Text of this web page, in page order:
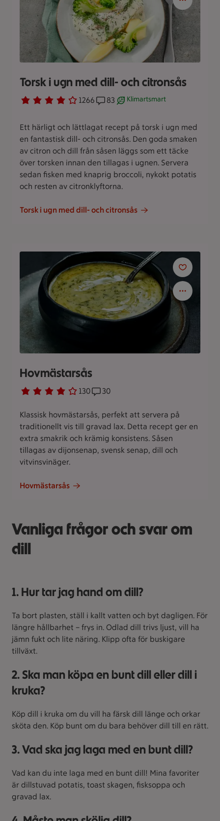
Torsk i ugn med dill- och citronsås
Betyg 3.8 av 5. 1266
1266 personer har röstatReceptet har 83 kommentarer
83 Receptet är ett klimartsmart
Klimartsmart
Ett härligt och lättlagat recept på torsk i ugn med
en fantastisk dill- och citronsås. Den goda smaken
av citron och dill från såsen läggs som ett täcke
över torsken innan den tillagas i ugnen. Servera
sedan fisken med knaprig broccoli, nykokt potatis
och resten av citronklyftorna.
Torsk i ugn med dill- och citronsås
Hovmästarsås
Betyg 3.8 av 5. 130
130 personer har röstatReceptet har 30 kommentarer
30
Klassisk hovmästarsås, perfekt att servera på
traditionellt vis till gravad lax. Detta recept ger en
extra smakrik och krämig konsistens. Såsen
tillagas av dijonsenap, svensk senap, dill och
vitvinsvinäger.
Hovmästarsås
Vanliga frågor och svar om
dill
1. Hur tar jag hand om dill?
Ta bort plasten, ställ i kallt vatten och byt dagligen. För
längre hållbarhet – frys in. Odlad dill trivs ljust, vill ha
jämn fukt och lite näring. Klipp ofta för buskigare
tillväxt.
2. Ska man köpa en bunt dill eller dill i
kruka?
Köp dill i kruka om du vill ha färsk dill länge och orkar
sköta den. Köp bunt om du bara behöver dill till en rätt.
3. Vad ska jag laga med en bunt dill?
Vad kan du inte laga med en bunt dill! Mina favoriter
är dillstuvad potatis, toast skagen, fisksoppa och
gravad lax.